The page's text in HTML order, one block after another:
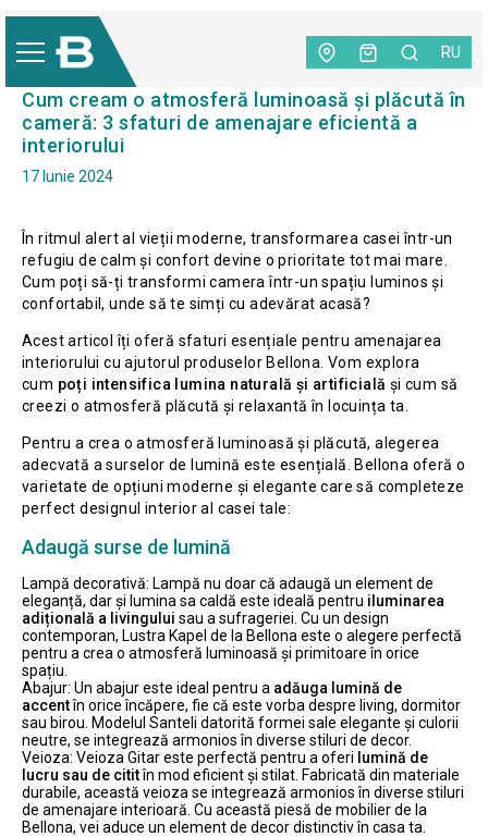
RU
|
plăcută în cameră: 3 sfaturi de amenajare eficientă a interiorului
Cum cream o atmosferă luminoasă și plăcută în
cameră: 3 sfaturi de amenajare eficientă a
interiorului
17 Iunie 2024
În ritmul alert al vieții moderne, transformarea casei într-un
refugiu de calm și confort devine o prioritate tot mai mare.
Cum poți să-ți transformi camera într-un spațiu luminos și
confortabil, unde să te simți cu adevărat acasă?
Acest articol îți oferă sfaturi esențiale pentru amenajarea
interiorului cu ajutorul produselor Bellona. Vom explora
cum poți intensifica lumina naturală și artificială și cum să
creezi o atmosferă plăcută și relaxantă în locuința ta.
Pentru a crea o atmosferă luminoasă și plăcută, alegerea
adecvată a surselor de lumină este esențială. Bellona oferă o
varietate de opțiuni moderne și elegante care să completeze
perfect designul interior al casei tale:
Adaugă surse de lumină
Lampă decorativă: Lampă nu doar că adaugă un element de
eleganță, dar și lumina sa caldă este ideală pentru iluminarea
adițională a livingului sau a sufrageriei. Cu un design
contemporan, Lustra Kapel de la Bellona este o alegere perfectă
pentru a crea o atmosferă luminoasă și primitoare în orice
spațiu.
Abajur: Un abajur este ideal pentru a adăuga lumină de
accentîn orice încăpere, fie că este vorba despre living, dormitor
sau birou. Modelul Santeli datorită formei sale elegante și culorii
neutre, se integrează armonios în diverse stiluri de decor.
Veioza: Veioza Gitar este perfectă pentru a oferi lumină de
lucru sau de cititîn mod eficient și stilat. Fabricată din materiale
durabile, această veioza se integrează armonios în diverse stiluri
de amenajare interioară. Cu această piesă de mobilier de la
Bellona, vei aduce un element de decor distinctiv în casa ta.